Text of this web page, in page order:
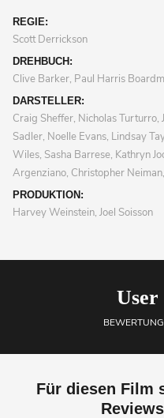
REGIE:
Scott Derrickson
DREHBUCH:
Clive Barker, Paul Harris
DARSTELLER:
Craig Sheffer, Nicholas Turturro,
Sadler, Noelle Evans, Lindsay
Wiles, Sasha Barrese, Kathryn
Argenziano, Christopher
PRODUKTION:
Harvey Weinstein, Joel Soisson
User
Für diesen Film